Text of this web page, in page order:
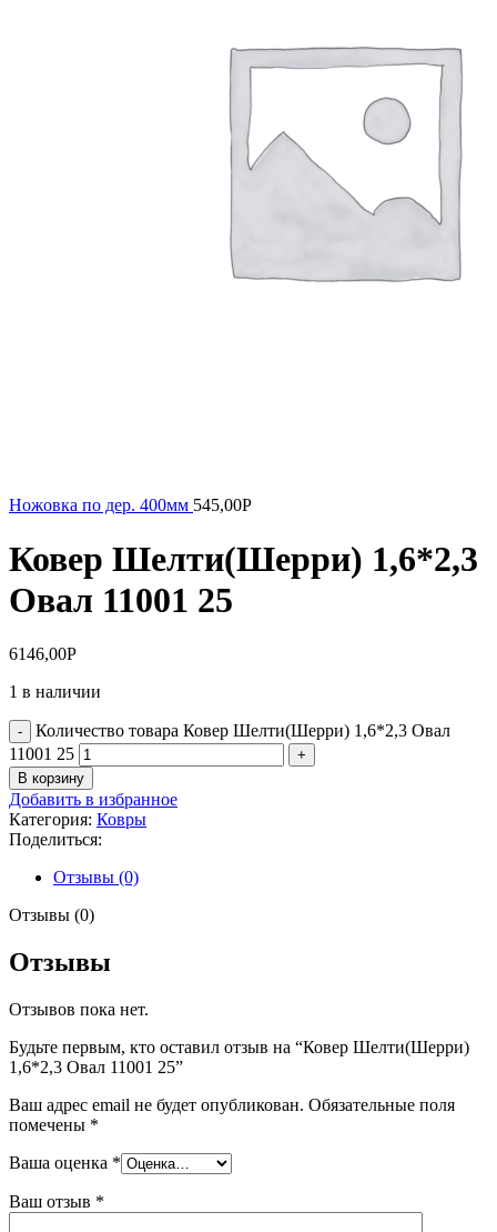
Ножовка по дер. 400мм 545,00Р
Ковер Шелти(Шерри) 1,6*2,3
Овал 11001 25
6146,00Р
1 в наличии
Количество товара Ковер Шелти(Шерри) 1,6*2,3 Овал
11001 25
В корзину
Добавить в избранное
Категория: Ковры
Поделиться:
Отзывы (0)
Отзывы (0)
Отзывы
Отзывов пока нет.
Будьте первым, кто оставил отзыв на “Ковер Шелти(Шерри)
1,6*2,3 Овал 11001 25”
Ваш адрес email не будет опубликован. Обязательные поля
помечены *
Ваша оценка *
Ваш отзыв *